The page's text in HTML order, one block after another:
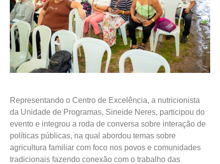
Representando o Centro de Excelência, a nutricionista
da Unidade de Programas, Sineide Neres, participou do
evento e integrou a roda de conversa sobre interação de
políticas públicas, na qual abordou temas sobre
agricultura familiar com foco nos povos e comunidades
tradicionais fazendo conexão com o trabalho das